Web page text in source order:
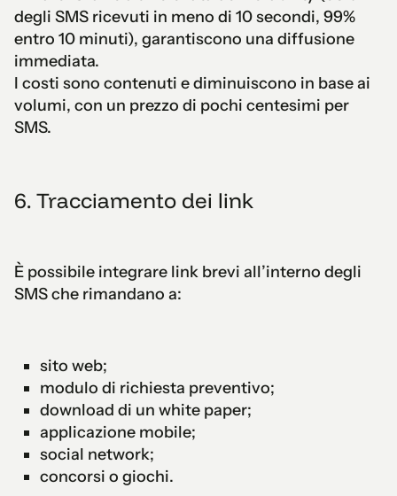
degli SMS ricevuti in meno di 10 secondi, 99%
entro 10 minuti), garantiscono una diffusione
immediata.
I costi sono contenuti e diminuiscono in base ai
volumi, con un prezzo di pochi centesimi per
SMS.
6. Tracciamento dei link
È possibile integrare link brevi all’interno degli
SMS che rimandano a:
sito web;
modulo di richiesta preventivo;
download di un white paper;
applicazione mobile;
social network;
concorsi o giochi.